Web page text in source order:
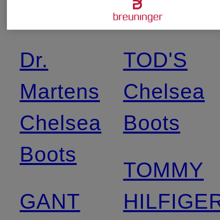
Dr.
Martens
Chelsea
Boots
GANT
Boots
TOD'S
Chelsea
Boots
TOMMY